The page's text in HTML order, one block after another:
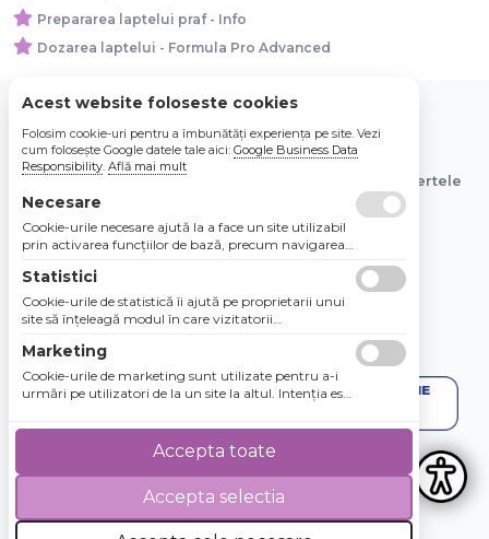
Prepararea laptelui praf - Info
Dozarea laptelui - Formula Pro Advanced
© 2026 Bebe Nou Online Store SRL
Toate preturile sunt exprimate in lei si includ tva. Ofertele
sunt valabile in limita stocului disponibil.
4.8 / 5 ★★★★★
Acest website foloseste cookies
Folosim cookie-uri pentru a îmbunătăți experiența pe site. Vezi
cum folosește Google datele tale aici: Google Business Data
Responsibility. Află mai mult
Necesare
Cookie-urile necesare ajută la a face un site utilizabil
prin activarea funcţiilor de bază, precum navigarea
Site-ul nu poate funcţiona corespunzător fără aceste
cookie-uri.
Statistici
Cookie-urile de statistică îi ajută pe proprietarii unui
site să înţeleagă modul în care vizitatorii
raportarea informaţiilor în mod anonim.
Marketing
Cookie-urile de marketing sunt utilizate pentru a-i
urmări pe utilizatori de la un site la altul. Intenţia este
utilizatorii individuali, aşadar ele sunt mai valoroase
pentru agenţiile de puiblicitate şi părţile terţe care se
Accepta selectia
Accepta toate